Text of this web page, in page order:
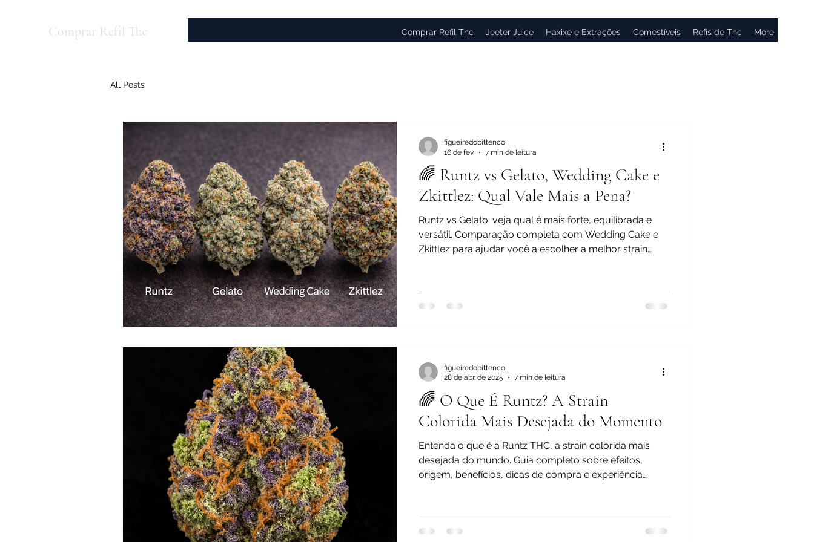
Comprar Refil Thc Comprar Refil Thc Jeeter Juice Haxixe e Extrações Comestíveis Refis de Thc More
All Posts
🌈 Runtz vs Gelato, Wedding Cake e
Zkittlez: Qual Vale Mais a Pena?
Runtz vs Gelato: veja qual é mais forte, equilibrada e
versátil. Comparação completa com Wedding Cake e
Zkittlez para ajudar você a escolher a melhor strain
figueiredobittenco
16 de fev.
7 min de leitura
🌈 O Que É Runtz? A Strain
Colorida Mais Desejada do Momento
Entenda o que é a Runtz THC, a strain colorida mais
desejada do mundo. Guia completo sobre efeitos,
origem, benefícios, dicas de compra e experiência
figueiredobittenco
28 de abr. de 2025
7 min de leitura